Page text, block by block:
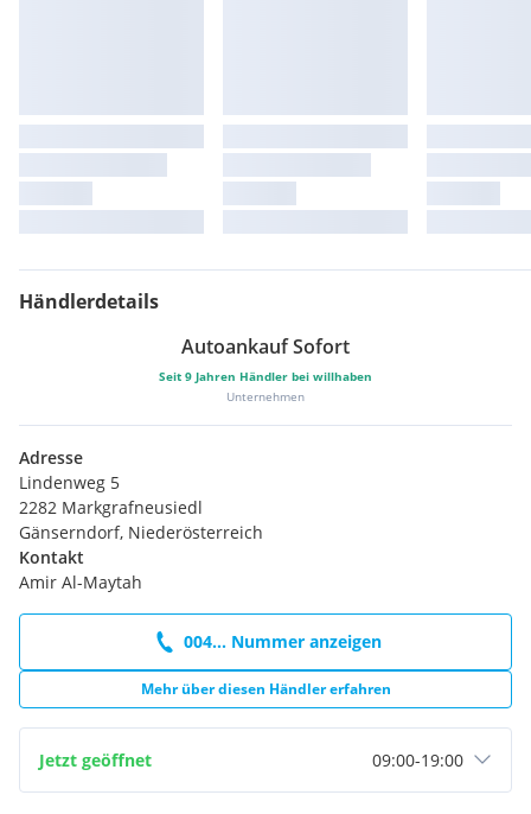
Händlerdetails
Autoankauf Sofort
Seit 9 Jahren Händler bei willhaben
Unternehmen
Adresse
Lindenweg 5
2282 Markgrafneusiedl
Gänserndorf, Niederösterreich
Kontakt
Amir Al-Maytah
004... Nummer anzeigen
Mehr über diesen Händler erfahren
Jetzt geöffnet 09:00-19:00